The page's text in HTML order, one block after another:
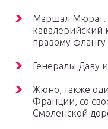
Маршал Мюрат.
кавалерийский
правому
Генералы Даву
Жюно, также
Франции, со
Смоленской